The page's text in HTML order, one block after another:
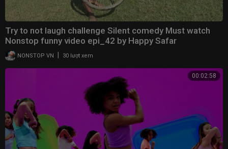
Ahora tú la quieres y no te quiere ella
Hookah y una botella ​(DDDY)
Gracias al maltrato se puso bella
Ahora tú la quieres y no te quiere ella ​(Yeah)
--
#RichMusic #Sech #RelacionRemix
Try to not laugh challenge Silent comedy Must watch
Nonstop funny video epi_42 by Happy Safar
NONSTOP VN 30 lượt xem
00:02:58